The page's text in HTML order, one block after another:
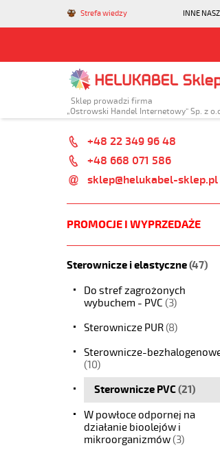
Strefa wiedzy INNE
Sklep prowadzi firma
„Ostrowski Handel Internetowy” Sp. z
+48 22 349 96 48
+48 668 071 586
sklep@helukabel-sklep.pl
PROMOCJE I WYPRZEDAŻE
Sterownicze i elastyczne(47)
Do stref zagrożonych
wybuchem - PVC (3)
Sterownicze PUR(8)
Sterownicze-
(10)
Sterownicze PVC(21)
W powłoce odpornej na
działanie bioolejów i
mikroorganizmów(3)